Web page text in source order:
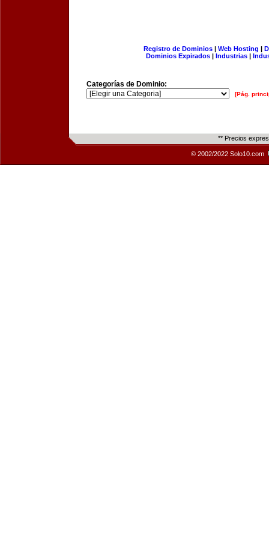
Registro de Dominios| Web Hosting |
Dominios Expirados | Industrias |
Categorías de Dominio:
[Pág.
** Precios
© 2002/2022 Solo10.com